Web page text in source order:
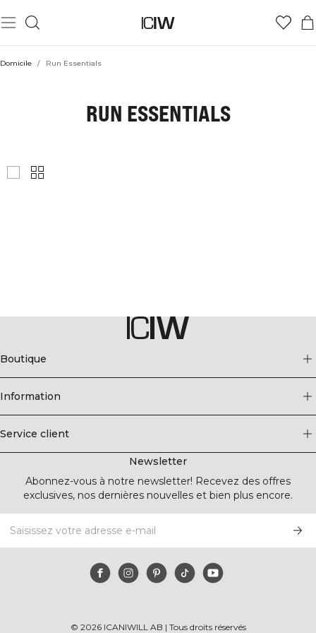
Domicile / Run Essentials
RUN ESSENTIALS
Boutique
Information
Service client
Newsletter
Abonnez-vous à notre newsletter! Recevez des offres
exclusives, nos dernières nouvelles et bien plus encore.
© 2026ICANIWILL AB | Tous droits réservés